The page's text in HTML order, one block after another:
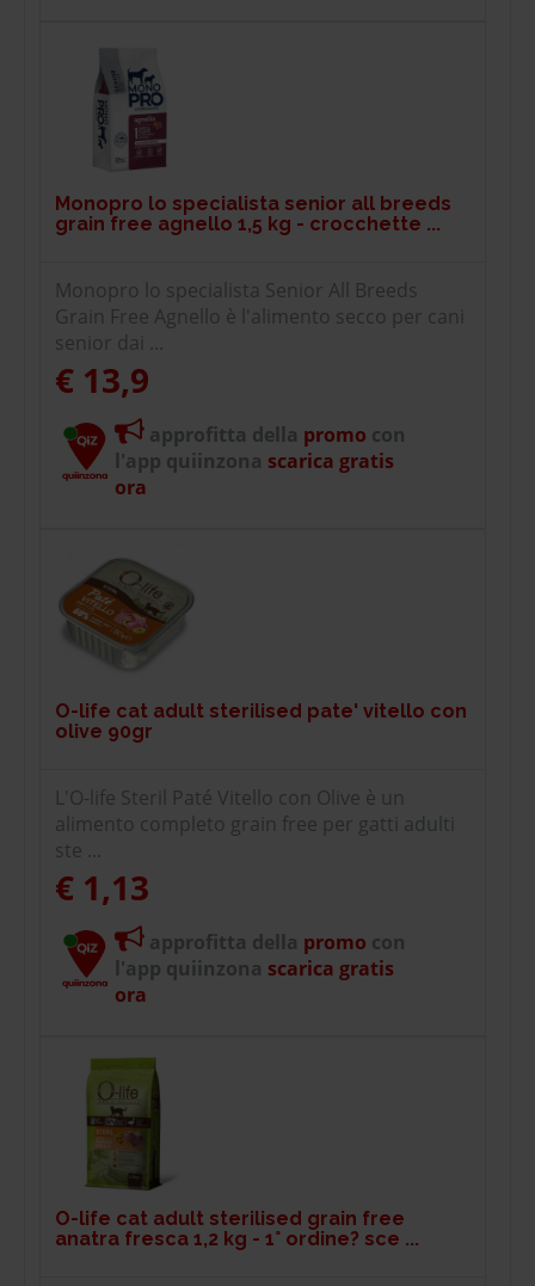
Monopro lo specialista senior all breeds
grain free agnello 1,5 kg - crocchette ...
Monopro lo specialista Senior All Breeds
Grain Free Agnello è l'alimento secco per cani
senior dai ...
€ 13,9
approfitta della promo con
l'app quiinzona scarica gratis
ora
O-life cat adult sterilised pate' vitello con
olive 90gr
L'O-life Steril Paté Vitello con Olive è un
alimento completo grain free per gatti adulti
ste ...
€ 1,13
approfitta della promo con
l'app quiinzona scarica gratis
ora
O-life cat adult sterilised grain free
anatra fresca 1,2 kg - 1° ordine? sce ...